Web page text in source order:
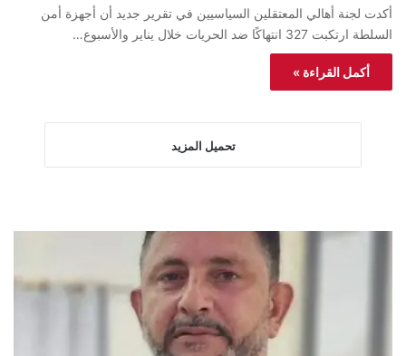
أكدت لجنة أهالي المعتقلين السياسيين في تقرير جديد أن أجهزة أمن
السلطة ارتكبت 327 انتهاكًا ضد الحريات خلال يناير والأسبوع…
أكمل القراءة »
تحميل المزيد